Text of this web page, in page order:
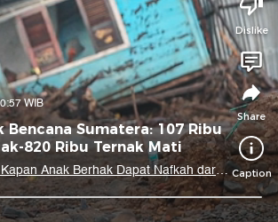
Dislike
Share
Caption
WIB
Bencana Sumatera: 107 Ribu
820 Ribu Ternak Mati
Anak Berhak Dapat Nafkah dari
0:06
Whatsapp Telegram
Link Copy Embed
Copy Embed &
Caption